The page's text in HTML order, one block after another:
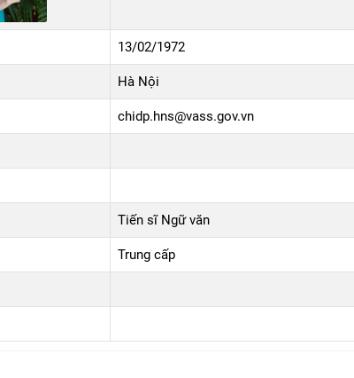
13/02/1972
Hà Nội
chidp.hns@vass.gov.vn
Tiến sĩ Ngữ văn
Trung cấp